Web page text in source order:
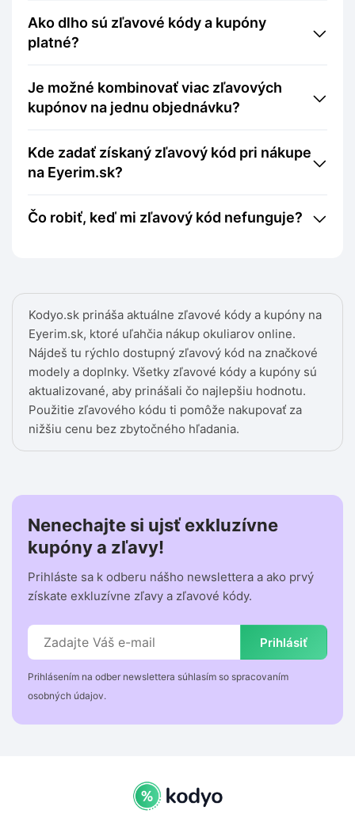
Kodyo.sk prináša aktuálne zľavové kódy a kupóny na
Eyerim.sk, ktoré uľahčia nákup okuliarov online.
Nájdeš tu rýchlo dostupný zľavový kód na značkové
modely a doplnky. Všetky zľavové kódy a kupóny sú
aktualizované, aby prinášali čo najlepšiu hodnotu.
Použitie zľavového kódu ti pomôže nakupovať za
nižšiu cenu bez zbytočného hľadania.
Ako dlho sú zľavové kódy a kupóny
platné?
Je možné kombinovať viac zľavových
kupónov na jednu objednávku?
Kde zadať získaný zľavový kód pri nákupe
na Eyerim.sk?
Čo robiť, keď mi zľavový kód nefunguje?
Nenechajte si ujsť exkluzívne
kupóny a zľavy!
Prihláste sa k odberu nášho newslettera a ako prvý
získate exkluzívne zľavy a zľavové kódy.
Prihlásiť
Prihlásením na odber newslettera súhlasím so spracovaním
osobných údajov.